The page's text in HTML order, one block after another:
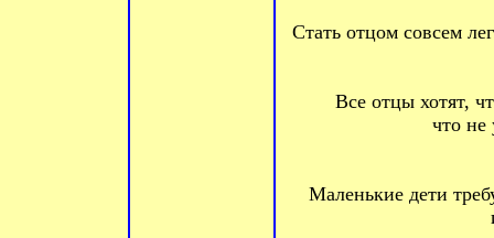
Стать отцом совсем
Все отцы хотят,
что не
Маленькие дети